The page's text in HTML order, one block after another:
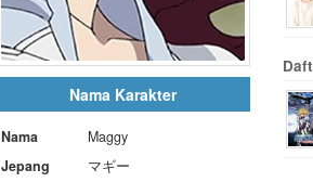
Nama Karakter
Nama
Maggy
Jepang
マギー